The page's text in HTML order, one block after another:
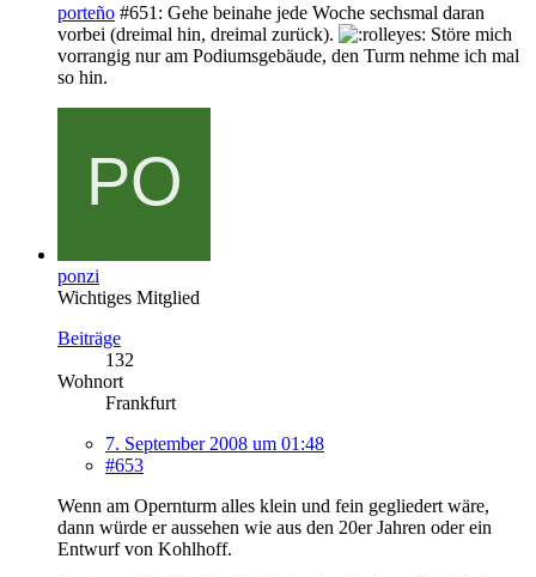
porteño #651: Gehe beinahe jede Woche sechsmal daran
vorbei (dreimal hin, dreimal zurück).
Störe mich
vorrangig nur am Podiumsgebäude, den Turm nehme ich mal
so hin.
ponzi
Wichtiges Mitglied
Beiträge
132
Wohnort
Frankfurt
7. September 2008 um 01:48
#653
Wenn am Opernturm alles klein und fein gegliedert wäre,
dann würde er aussehen wie aus den 20er Jahren oder ein
Entwurf von Kohlhoff.